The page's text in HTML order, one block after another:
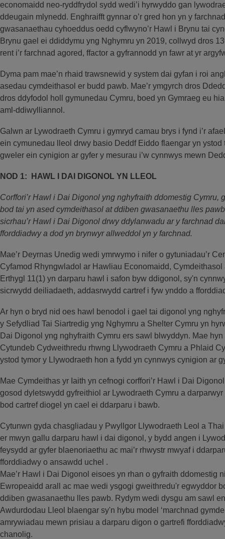
economaidd neo-ryddfrydol sydd wedi’i hyrwyddo gan
ddeugain mlynedd. Enghraifft gynnar o’r gred hon yn y
gwasanaethau cyhoeddus oedd cyflwyno’r Hawl i Brynu tai
Brynu gael ei ddiddymu yng Nghymru yn 2019, collwyd dros
rent i’r farchnad agored, ffactor a gyfrannodd yn fawr at yr
Dyma pam mae’n rhaid trawsnewid y system dai gyfan i roi
asedau cymdeithasol er budd pawb. Mae’r ymgyrch dros
dros ddyfodol holl gymunedau Cymru, boed yn Gymraeg eu
aml-ddiwylliannol.
Galwn ar Lywodraeth Cymru i gymryd camau brys i fynd i’r
ein cymunedau lleol drwy basio Deddf Eiddo flaengar yn
gweler ein cynigion ar gyfer y mesurau i’w cynnwys mewn
NOD 1: HAWL I DAI DIGONOL YN LLEOL
Corffori’r Hawl i Dai Digonol yng nghyfraith ddomestig Cymru,
bod tai yn ased cymdeithasol at ddiben gwasanaethu lles
sicrhau’r Hawl i Dai Digonol drwy ddylanwadu ar y farchnad
fforddiadwy a dod yn brynwyr allweddol yn y farchnad.
Mae’r Deyrnas Unedig wedi ymrwymo i nifer o gytuniadau’r
Cyfamod Rhyngwladol ar Hawliau Economaidd,
Erthygl 11(1) yn darparu hawl i safon byw ddigonol, sy'n
sicrwydd deiliadaeth, addasrwydd cartref i fyw ynddo a
Ar hyn o bryd nid oes hawl benodol i gael tai digonol yng
y Sefydliad Tai Siartredig yng Nghymru a Shelter Cymru yn
Dai Digonol yng nghyfraith Cymru ers sawl blwyddyn. Mae
Cytundeb Cydweithredu rhwng Llywodraeth Cymru a Phlaid
ystod tymor y Llywodraeth hon a fydd yn cynnwys cynigion ar
Mae Cymdeithas yr Iaith yn cefnogi corffori’r Hawl i Dai
gosod dyletswydd gyfreithiol ar Lywodraeth Cymru a
bod cartref diogel yn cael ei ddarparu i bawb.
Cytunwn gyda chasgliadau y Pwyllgor Llywodraeth Leol a
er mwyn gallu darparu hawl i dai digonol, y bydd angen i
feysydd ar gyfer blaenoriaethu ac mai’r rhwystr mwyaf i
fforddiadwy o ansawdd uchel .
Mae’r Hawl i Dai Digonol eisoes yn rhan o gyfraith ddomestig
Ewropeaidd arall ac mae wedi ysgogi gweithredu'r egwyddor
ddiben gwasanaethu lles pawb. Rydym wedi dysgu am sawl
Awdurdodau Lleol blaengar sy'n hybu model ‘marchnad
amrywiadau mewn prisiau a darparu digon o gartrefi
chanolig.